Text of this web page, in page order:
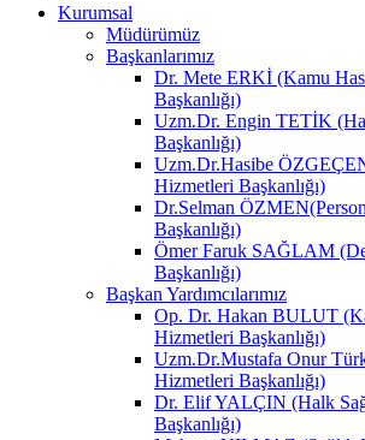
Kurumsal
Müdürümüz
Başkanlarımız
Dr. Mete ERKİ (Kamu
Başkanlığı)
Uzm.Dr. Engin TETİK
Başkanlığı)
Uzm.Dr.Hasibe
Hizmetleri Başkanlığı)
Dr.Selman
Başkanlığı)
Ömer Faruk SAĞLAM
Başkanlığı)
Başkan Yardımcılarımız
Op. Dr. Hakan BULUT
Hizmetleri Başkanlığı)
Uzm.Dr.Mustafa Onur
Hizmetleri Başkanlığı)
Dr. Elif YALÇIN (Halk
Başkanlığı)